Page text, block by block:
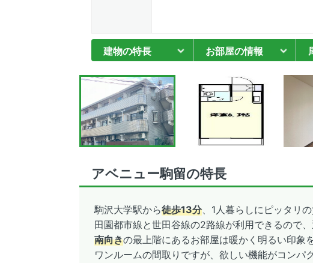
建物の特長 お部屋の情報
アベニュー駒留の特長
駒沢大学駅から徒歩13分、1人暮らしにピッタリ
田園都市線と世田谷線の2路線が利用できるので
南向きの最上階にあるお部屋は暖かく明るい印象
ワンルームの間取りですが、欲しい機能がコン